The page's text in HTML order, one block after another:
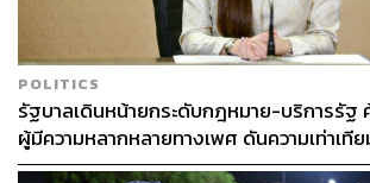
POLITICS
รัฐบาลเดินหน้ายกระดับกฎหมาย-บริการรัฐ
ผู้มีความหลากหลายทางเพศ ดันความเท่าเที
หลักสูตรในห้องเรียนถึงที่ทำงาน